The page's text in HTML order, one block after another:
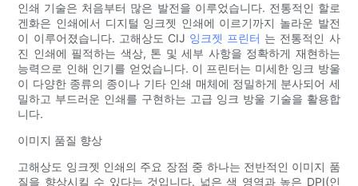
인쇄 기술은 처음부터 많은 발전을 이루었습니다. 전통적인 할로
겐화은 인쇄에서 디지털 잉크젯 인쇄에 이르기까지 놀라운 발전
이 이루어졌습니다. 고해상도 CIJ 잉크젯 프린터 는 전통적인 사
진 인쇄에 필적하는 색상, 톤 및 세부 사항을 정확하게 재현하는
능력으로 인해 인기를 얻었습니다. 이 프린터는 미세한 잉크 방울
이 다양한 종류의 종이나 기타 인쇄 매체에 정밀하게 분사되어 세
밀하고 부드러운 인쇄를 구현하는 고급 잉크 방울 기술을 활용합
니다.
이미지 품질 향상
고해상도 잉크젯 인쇄의 주요 장점 중 하나는 전반적인 이미지 품
질을 향상시킬 수 있다는 것입니다. 넓은 색 영역과 높은 DPI(인